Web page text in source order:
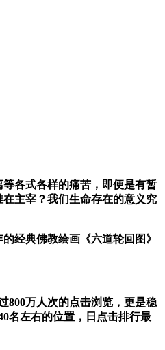
各式各样的痛苦，即便是有暂
主宰？我们生命存在的意义究
经典佛教绘画《六道轮回图》
800万人次的点击浏览，更是稳
名左右的位置，日点击排行最